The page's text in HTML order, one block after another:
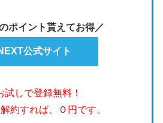
ポイント貰えてお得／
公式サイト
試しで登録無料！
約すれば、０円です。